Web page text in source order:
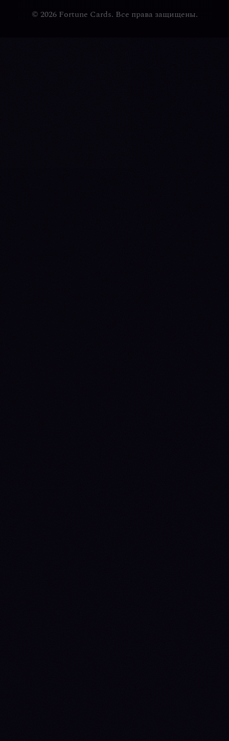
© 2026 Fortune Cards. Все права защищены.